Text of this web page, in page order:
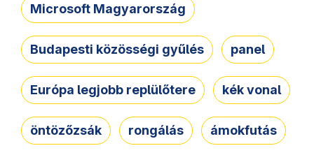
Microsoft Magyarország
Budapesti közösségi gyűlés panel
Európa legjobb replülőtere kék vonal
öntözőzsák rongálás ámokfutás